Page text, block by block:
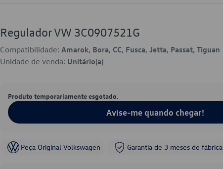
Regulador VW 3C0907521G
Compatibilidade: Amarok, Bora, CC, Fusca, Jetta, Passat, Tiguan
Unidade de venda: Unitário(a)
Produto temporariamente esgotado.
Avise-me quando chegar!
Peça Original Volkswagen Garantia de 3 meses de fábrica